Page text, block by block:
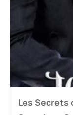
Les Secrets